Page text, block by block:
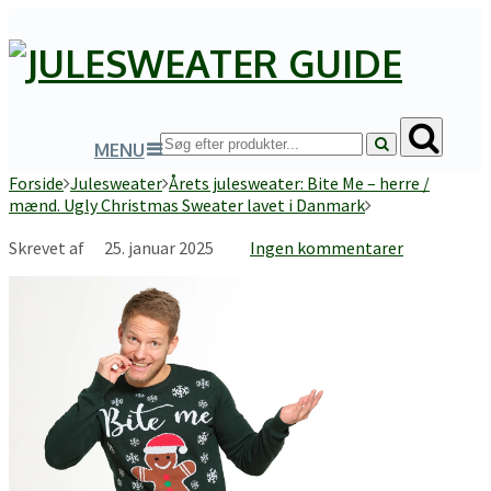
MENU
Forside Julesweater Årets julesweater: Bite Me – herre /
mænd. Ugly Christmas Sweater lavet i Danmark
Skrevet af
25. januar 2025 Ingen kommentarer